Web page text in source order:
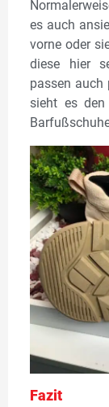
es auch
vorne oder
diese hier
passen auch
sieht es
Fazit